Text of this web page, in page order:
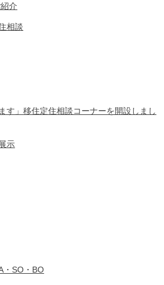
介
相談
す」移住定住相談コーナーを開設しまし
示
・SO・BO